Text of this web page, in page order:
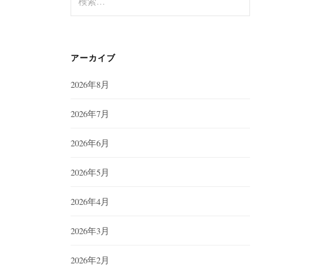
索:
アーカイブ
2026年8月
2026年7月
2026年6月
2026年5月
2026年4月
2026年3月
2026年2月